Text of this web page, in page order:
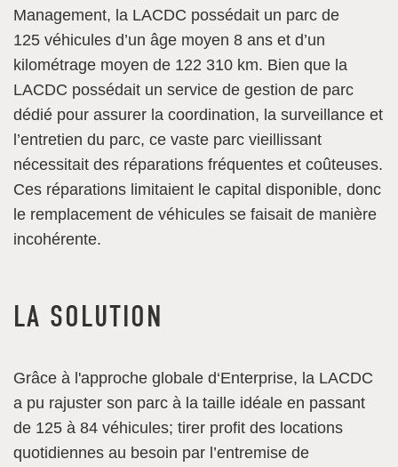
Management, la LACDC possédait un parc de
125 véhicules d’un âge moyen 8 ans et d’un
kilométrage moyen de 122 310 km. Bien que la
LACDC possédait un service de gestion de parc
dédié pour assurer la coordination, la surveillance et
l’entretien du parc, ce vaste parc vieillissant
nécessitait des réparations fréquentes et coûteuses.
Ces réparations limitaient le capital disponible, donc
le remplacement de véhicules se faisait de manière
incohérente.
LA SOLUTION
Grâce à l'approche globale d‘Enterprise, la LACDC
a pu rajuster son parc à la taille idéale en passant
de 125 à 84 véhicules; tirer profit des locations
quotidiennes au besoin par l’entremise de